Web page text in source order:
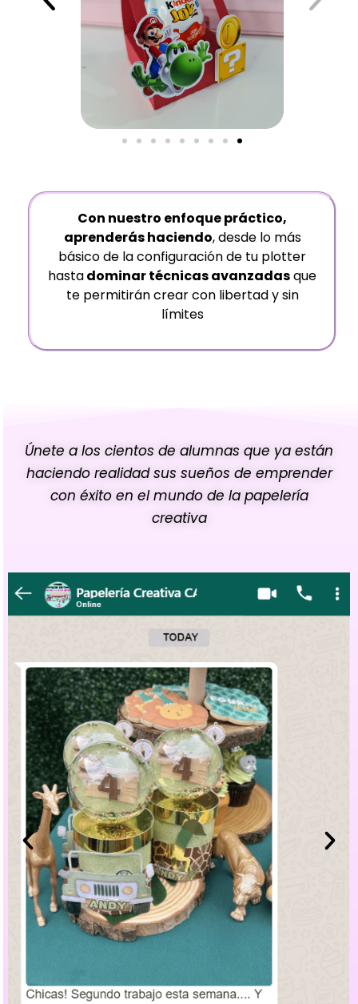
Con nuestro enfoque práctico,
aprenderás haciendo, desde lo más
básico de la configuración de tu plotter
hastadominar técnicas avanzadasque
te permitirán crear con libertad y sin
límites
Únete a los cientos de alumnas que ya están
haciendo realidad sus sueños de emprender
con éxito en el mundo de la papelería
creativa